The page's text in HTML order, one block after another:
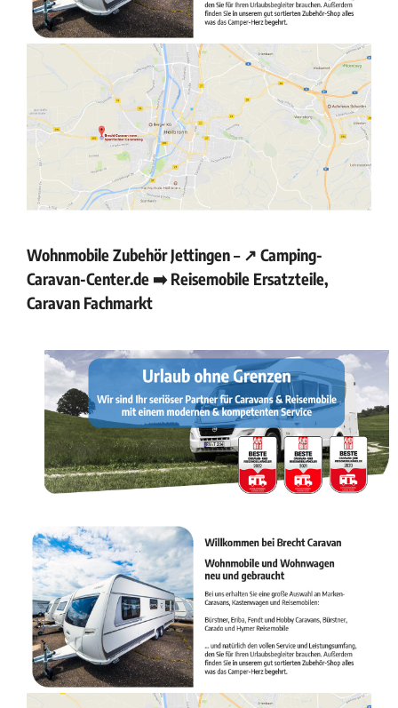
Wohnmobile Zubehör Jettingen – ↗️ Camping-
Caravan-Center.de ➡️ Reisemobile Ersatzteile,
Caravan Fachmarkt